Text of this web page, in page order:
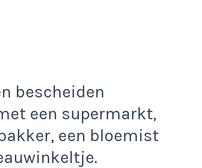
bescheiden
een supermarkt,
een bloemist